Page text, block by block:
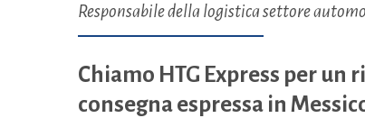
Responsabile della logistica settore
Chiamo HTG Express per un
consegna espressa in